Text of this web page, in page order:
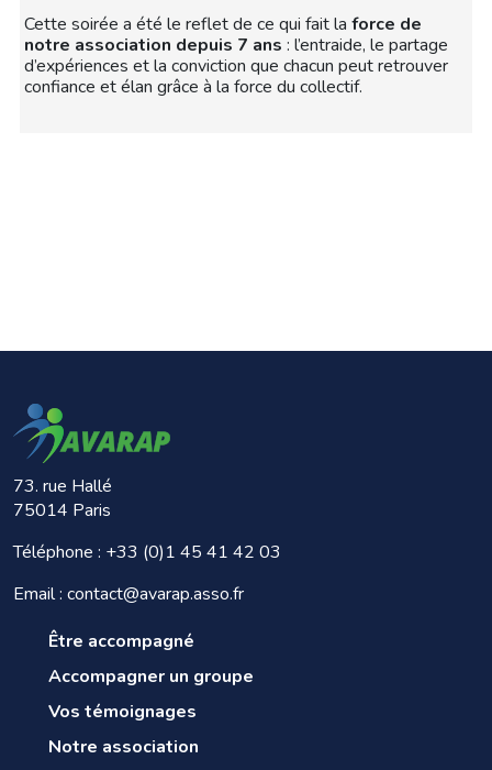
Cette soirée a été le reflet de ce qui fait la force de
notre association depuis 7 ans : l’entraide, le partage
d’expériences et la conviction que chacun peut retrouver
confiance et élan grâce à la force du collectif.
73. rue Hallé
75014 Paris
Téléphone : +33 (0)1 45 41 42 03
Email : contact@avarap.asso.fr
Être accompagné
Accompagner un groupe
Vos témoignages
Notre association